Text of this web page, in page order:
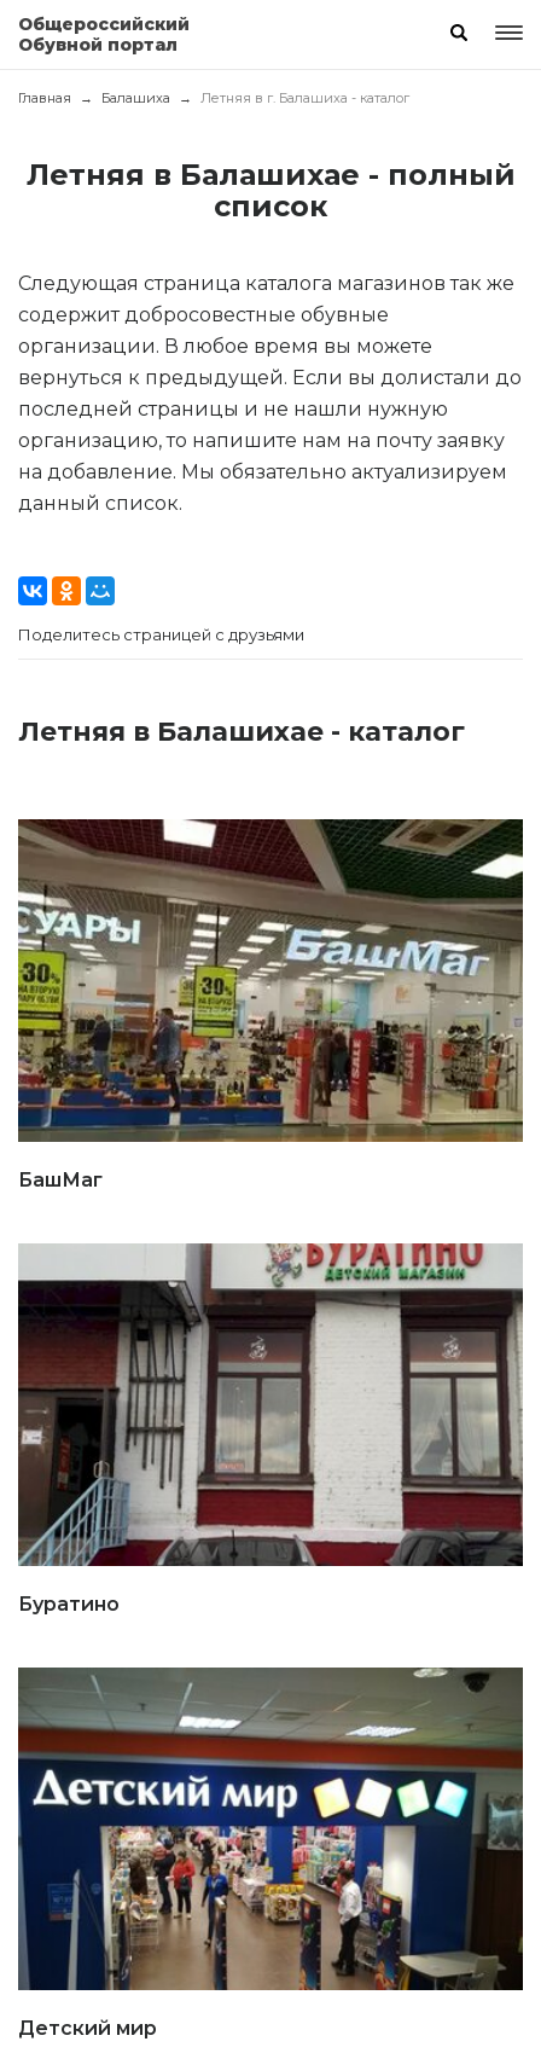
Общероссийский
Обувной портал
Главная Балашиха Летняя в г. Балашиха - каталог
Летняя в Балашихае - полный
список
Следующая страница каталога магазинов так же
содержит добросовестные обувные
организации. В любое время вы можете
вернуться к предыдущей. Если вы долистали до
последней страницы и не нашли нужную
организацию, то напишите нам на почту заявку
на добавление. Мы обязательно актуализируем
данный список.
Поделитесь страницей с друзьями
Летняя в Балашихае - каталог
БашМаг
Буратино
Детский мир